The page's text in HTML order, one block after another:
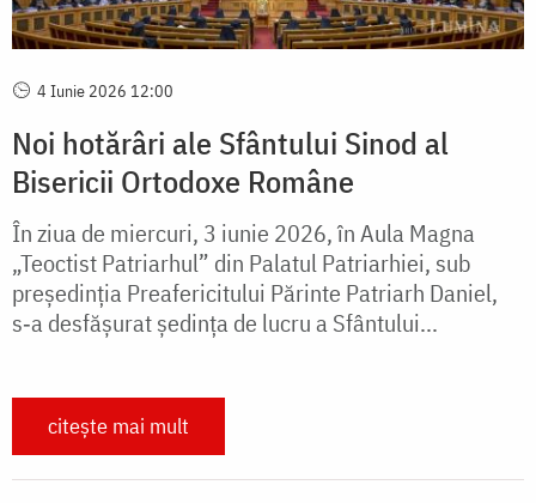
4 Iunie 2026 12:00
Noi hotărâri ale Sfântului Sinod al
Bisericii Ortodoxe Române
În ziua de miercuri, 3 iunie 2026, în Aula Magna
„Teoctist Patriarhul” din Palatul Patriarhiei, sub
președinția Preafericitului Părinte Patriarh Daniel,
s‑a desfășurat ședința de lucru a Sfântului...
citește mai mult